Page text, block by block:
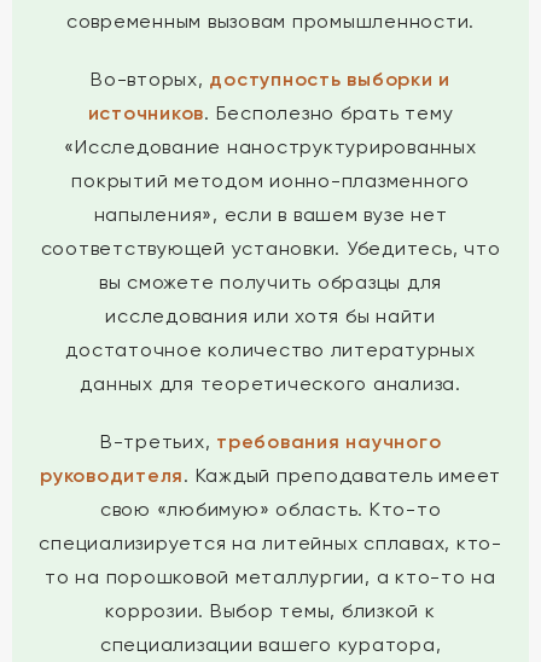
современным вызовам промышленности.
Во-вторых, доступность выборки и
источников. Бесполезно брать тему
«Исследование наноструктурированных
покрытий методом ионно-плазменного
напыления», если в вашем вузе нет
соответствующей установки. Убедитесь, что
вы сможете получить образцы для
исследования или хотя бы найти
достаточное количество литературных
данных для теоретического анализа.
В-третьих, требования научного
руководителя. Каждый преподаватель имеет
свою «любимую» область. Кто-то
специализируется на литейных сплавах, кто-
то на порошковой металлургии, а кто-то на
коррозии. Выбор темы, близкой к
специализации вашего куратора,